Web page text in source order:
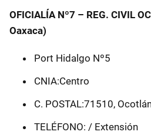
OFICIALÍA Nº7 – REG. CIVIL
Oaxaca)
Port Hidalgo Nº5
CNIA:Centro
C. POSTAL:71510,
TELÉFONO: / Extensión